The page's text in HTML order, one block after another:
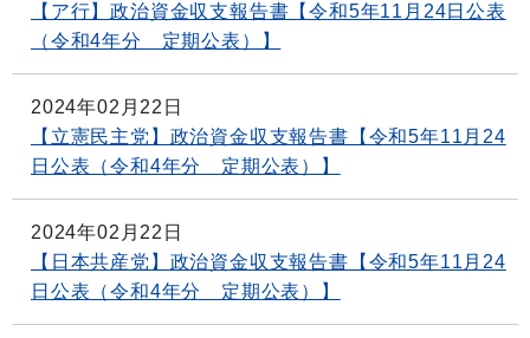
【ア行】政治資金収支報告書【令和5年11月24日公表
（令和4年分 定期公表）】
2024年02月22日
【立憲民主党】政治資金収支報告書【令和5年11月24
日公表（令和4年分 定期公表）】
2024年02月22日
【日本共産党】政治資金収支報告書【令和5年11月24
日公表（令和4年分 定期公表）】